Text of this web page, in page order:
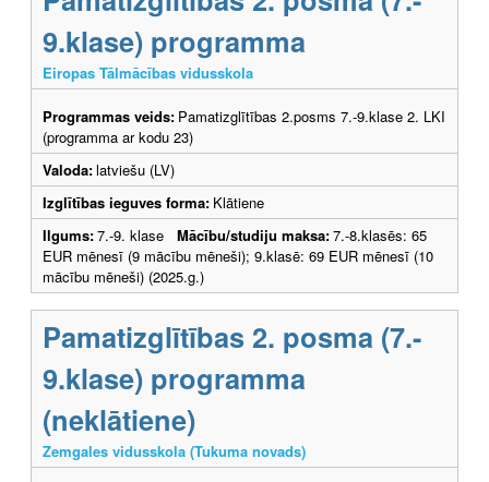
9.klase) programma
Eiropas Tālmācības vidusskola
Programmas veids: Pamatizglītības 2.posms 7.-9.klase 2. LKI
(programma ar kodu 23)
Valoda:latviešu (LV)
Izglītības ieguves forma: Klātiene
Ilgums:7.-9. klase Mācību/studiju maksa:7.-8.klasēs: 65
EUR mēnesī (9 mācību mēneši); 9.klasē: 69 EUR mēnesī (10
mācību mēneši) (2025.g.)
Pamatizglītības 2. posma (7.-
9.klase) programma
(neklātiene)
Zemgales vidusskola (Tukuma novads)